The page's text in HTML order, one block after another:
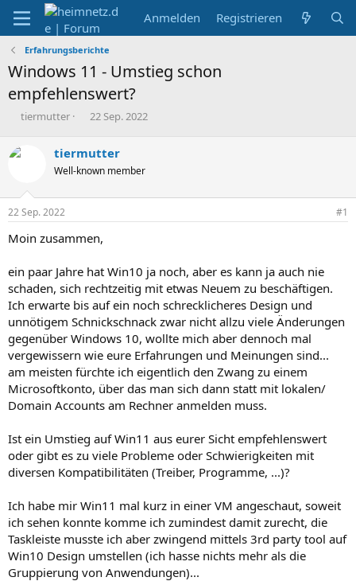
Anmelden Registrieren
Erfahrungsberichte
Windows 11 - Umstieg schon
empfehlenswert?
E
t
l
e
tiermutter
E
t
e
l
m
22 Sep. 2022
tiermutter
Well-known member
22 Sep. 2022 #1
Moin zusammen,
ein paar Jahre hat Win10 ja noch, aber es kann ja auch nie
schaden, sich rechtzeitig mit etwas Neuem zu beschäftigen.
Ich erwarte bis auf ein noch schrecklicheres Design und
unnötigem Schnickschnack zwar nicht allzu viele Änderungen
gegenüber Windows 10, wollte mich aber dennoch mal
vergewissern wie eure Erfahrungen und Meinungen sind...
am meisten fürchte ich eigentlich den Zwang zu einem
Microsoftkonto, über das man sich dann statt mit lokalen/
Domain Accounts am Rechner anmelden muss.
Ist ein Umstieg auf Win11 aus eurer Sicht empfehlenswert
oder gibt es zu viele Probleme oder Schwierigkeiten mit
diversen Kompatibilitäten (Treiber, Programme, ...)?
Ich habe mir Win11 mal kurz in einer VM angeschaut, soweit
ich sehen konnte komme ich zumindest damit zurecht, die
Taskleiste musste ich aber zwingend mittels 3rd party tool auf
Win10 Design umstellen (ich hasse nichts mehr als die
Gruppierung von Anwendungen)...